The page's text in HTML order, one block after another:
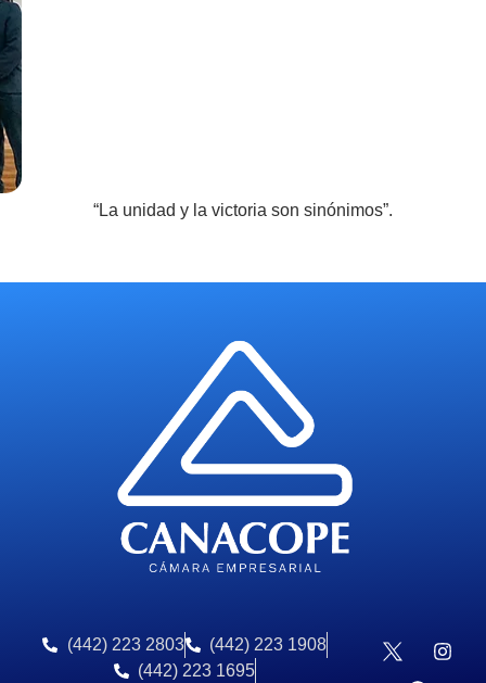
“La unidad y la victoria son sinónimos”.
(442) 223 2803
(442) 223 1908
(442) 223 1695